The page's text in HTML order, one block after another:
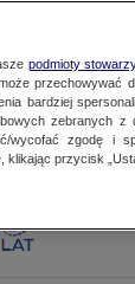
podmioty
przechowywać
bardziej
zebranych z
wycofać zgodę i
przycisk